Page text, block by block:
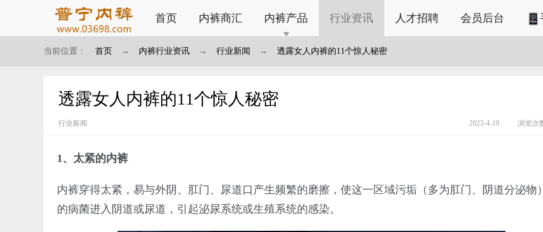
首页 内裤商汇 内裤产品 行业资讯 人才招聘 会员后台
当前位置： 首页 → 内裤行业资讯 → 行业新闻 → 透露女人内裤的11个惊人秘密
透露女人内裤的11个惊人秘密
行业新闻 2023-4-19 浏览次
1、太紧的内裤
内裤穿得太紧，易与外阴、肛门、尿道口产生频繁的磨擦，使这一区域污垢（多为肛门、阴道分泌物
的病菌进入阴道或尿道，引起泌尿系统或生殖系统的感染。